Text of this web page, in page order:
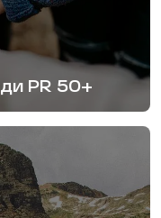
PR 50+